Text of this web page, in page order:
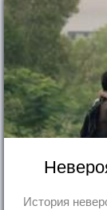
История